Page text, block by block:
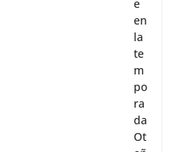
ho
m
br
e
en
la
te
m
po